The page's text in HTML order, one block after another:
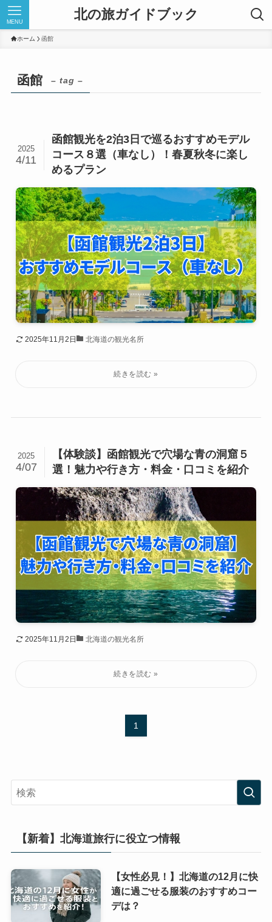
北の旅ガイドブック
MENU
ホーム 函館
函館 – tag –
函館観光を2泊3日で巡るおすすめモデル
コース８選（車なし）！春夏秋冬に楽し
めるプラン
2025
4/11
2025年11月2日 北海道の観光名所
【体験談】函館観光で穴場な青の洞窟５
選！魅力や行き方・料金・口コミを紹介
2025
4/07
2025年11月2日 北海道の観光名所
1
【新着】北海道旅行に役立つ情報
【女性必見！】北海道の12月に快
適に過ごせる服装のおすすめコー
デは？